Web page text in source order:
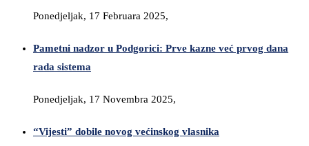
Ponedjeljak, 17 Februara 2025,
Pametni nadzor u Podgorici: Prve kazne već prvog dana
rada sistema
Ponedjeljak, 17 Novembra 2025,
“Vijesti” dobile novog većinskog vlasnika